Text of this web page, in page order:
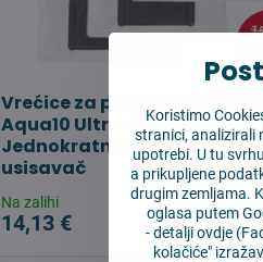
Vrećice za prašinu za
Aqua10 Ultra Roller (3 kom)
Jednokratne vrećice za
usisavač
Na zalihi
14,13 € U
Koristimo
stranici, analizirali
upotrebi. U tu
a prikupljene
drugim zemljama.
oglasa putem
-detalji ovdje
kolačiće"